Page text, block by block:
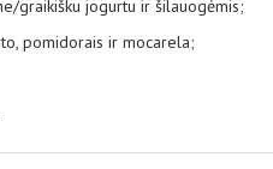
graikišku jogurtu ir šilauogėmis;
pomidorais ir mocarela;